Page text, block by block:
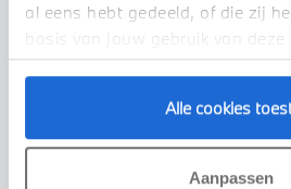
al eens hebt gedeeld, of die zij
basis van jouw gebruik van deze
Alle cookies
Aanpassen
BMWX3